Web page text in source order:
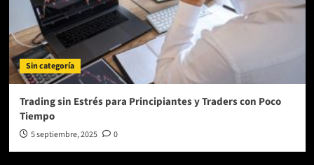
Sin categoría
Trading sin Estrés para Principiantes y Traders con Poco
Tiempo
5 septiembre, 2025 0